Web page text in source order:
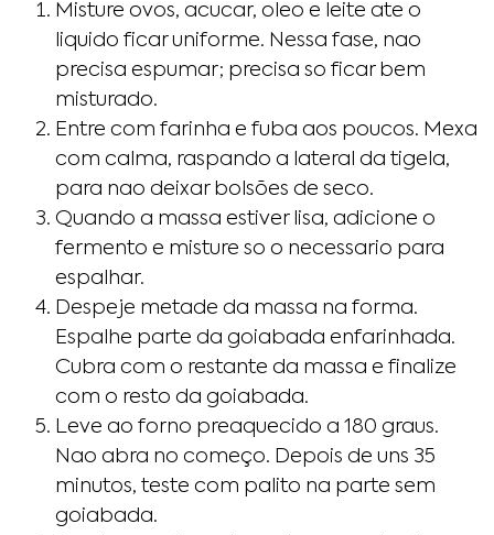
Misture ovos, acucar, oleo e leite ate o
liquido ficar uniforme. Nessa fase, nao
precisa espumar; precisa so ficar bem
misturado.
Entre com farinha e fuba aos poucos. Mexa
com calma, raspando a lateral da tigela,
para nao deixar bolsões de seco.
Quando a massa estiver lisa, adicione o
fermento e misture so o necessario para
espalhar.
Despeje metade da massa na forma.
Espalhe parte da goiabada enfarinhada.
Cubra com o restante da massa e finalize
com o resto da goiabada.
Leve ao forno preaquecido a 180 graus.
Nao abra no começo. Depois de uns 35
minutos, teste com palito na parte sem
goiabada.